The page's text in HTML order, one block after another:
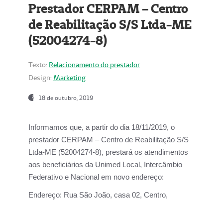
Prestador CERPAM – Centro
de Reabilitação S/S Ltda-ME
(52004274-8)
Texto: Relacionamento do prestador
Design: Marketing
18 de outubro, 2019
Informamos que, a partir do dia 18/11/2019, o
prestador CERPAM – Centro de Reabilitação S/S
Ltda-ME (52004274-8), prestará os atendimentos
aos beneficiários da Unimed Local, Intercâmbio
Federativo e Nacional em novo endereço:
Endereço: Rua São João, casa 02, Centro,